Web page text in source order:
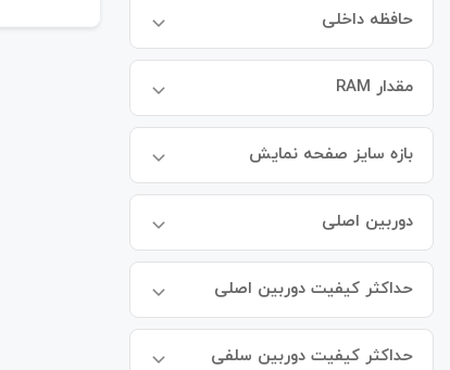
حافظه داخلی
مقدار RAM
بازه سایز صفحه نمایش
دوربین اصلی
حداکثر کیفیت دوربین اصلی
حداکثر کیفیت دوربین سلفی